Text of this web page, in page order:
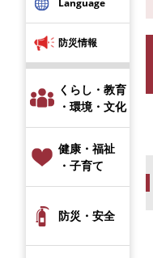
Language
防災情報
くらし・教育
・環境・文化
健康・福祉
・子育て
防災・安全